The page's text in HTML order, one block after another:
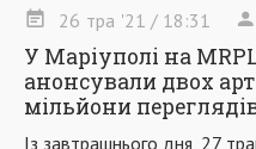
26 тра '21 / 18:31
У Маріуполі на
анонсували двох
мільйони
Із завтрашнього дня, 27